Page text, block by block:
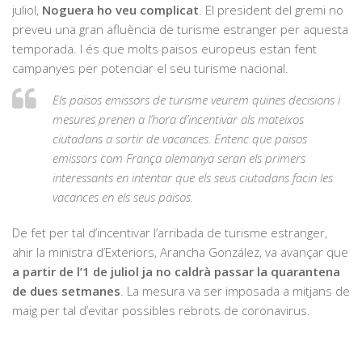
juliol, Noguera ho veu complicat . El president del gremi no
preveu una gran afluència de turisme estranger per aquesta
temporada. I és que molts països europeus estan fent
campanyes per potenciar el seu turisme nacional.
Els països emissors de turisme veurem quines decisions i
mesures prenen a l’hora d’incentivar als mateixos
ciutadans a sortir de vacances. Entenc que països
emissors com França alemanya seran els primers
interessants en intentar que els seus ciutadans facin les
vacances en els seus països.
De fet per tal d’incentivar l’arribada de turisme estranger,
ahir la ministra d’Exteriors, Arancha González, va avançar que
a partir de l’1 de juliol ja no caldrà passar la quarantena
de dues setmanes . La mesura va ser imposada a mitjans de
maig per tal d’evitar possibles rebrots de coronavirus.